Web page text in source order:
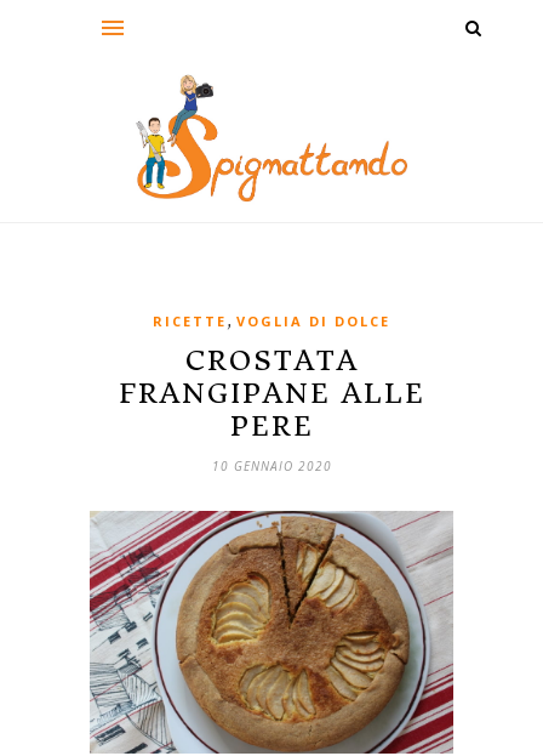
RICETTE , VOGLIA DI DOLCE
CROSTATA
FRANGIPANE ALLE
PERE
10 GENNAIO 2020